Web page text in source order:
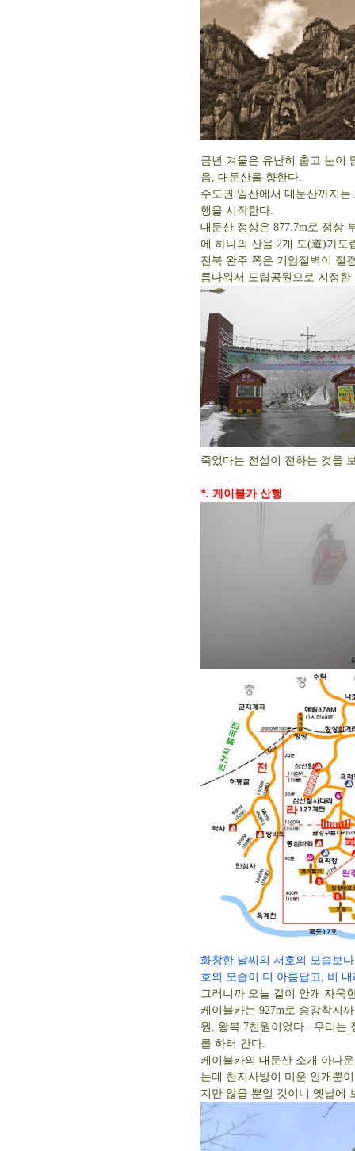
금년 겨울은 유난히 춥고 눈이
음, 대둔산을 향한다.
수도권 일산에서 대둔산까지는
행을 시작한다.
대둔산 정상은 877.7m로 정상
에 하나의 산을 2개 도(道)가도
전북 완주 쪽은 기암절벽이 절
름다워서 도립공원으로 지정한
죽었다는 전설이 전하는 것을
*. 케이블카 산행
화창한 날씨의 서호의 모습보
호의 모습이 더 아름답고, 비
그러니까 오늘 같이 안개 자욱
케이블카는 927m로 승강착지
원, 왕복 7천원이었다. 우리는
를 하러 간다.
케이블카의 대둔산 소개 아나
는데 천지사방이 미운 안개뿐
지만 않을 뿐일 것이니 옛날에